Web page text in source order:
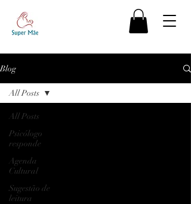
Blog
All Posts
Psicólogo
responde
Agenda
Cultural
Sugestão de
leitura
All Posts